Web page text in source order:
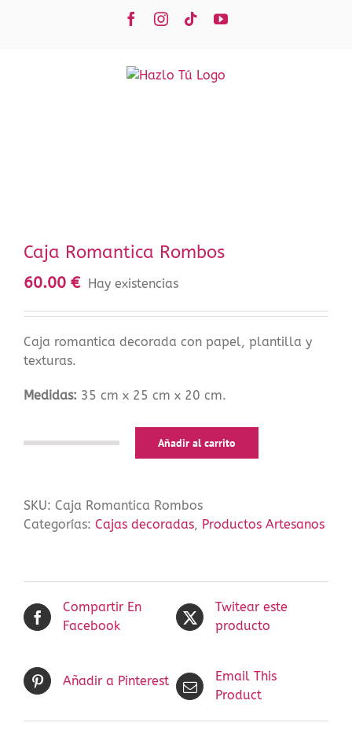
FacebookInstagram
TiktokYouTube
Caja Romantica Rombos
60.00 € Hay existencias
Caja romantica decorada con papel, plantilla y
texturas.
Medidas: 35 cm x 25 cm x 20 cm.
cantidad
Añadir al carrito
SKU: Caja Romantica Rombos
Categorías: Cajas decoradas, Productos Artesanos
Compartir En
Facebook
Twitear este
producto
Añadir a Pinterest
Email This
Product